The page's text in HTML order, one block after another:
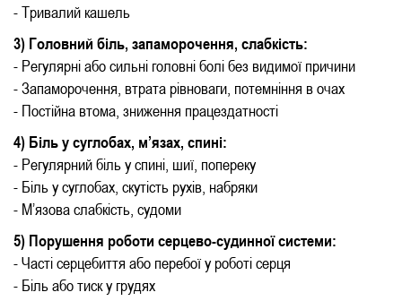
- Тривалий кашель
3) Головний біль, запаморочення, слабкість:
- Регулярні або сильні головні болі без видимої причини
- Запаморочення, втрата рівноваги, потемніння в очах
- Постійна втома, зниження працездатності
4) Біль у суглобах, м’язах, спині:
- Регулярний біль у спині, шиї, попереку
- Біль у суглобах, скутість рухів, набряки
- М’язова слабкість, судоми
5) Порушення роботи серцево-судинної системи:
- Часті серцебиття або перебої у роботі серця
- Біль або тиск у грудях